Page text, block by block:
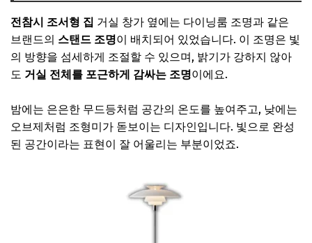
전참시 조서형 집 거실 창가 옆에는 다이닝룸 조명과 같은
브랜드의 스탠드 조명이 배치되어 있었습니다. 이 조명은 빛
의 방향을 섬세하게 조절할 수 있으며, 밝기가 강하지 않아
도 거실 전체를 포근하게 감싸는 조명이에요.
밤에는 은은한 무드등처럼 공간의 온도를 높여주고, 낮에는
오브제처럼 조형미가 돋보이는 디자인입니다. 빛으로 완성
된 공간이라는 표현이 잘 어울리는 부분이었죠.